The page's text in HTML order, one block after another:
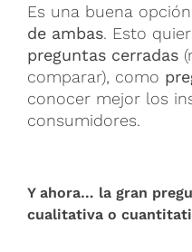
Es una buena
de ambas. Esto
preguntas cerradas
comparar), como
conocer mejor los
consumidores.
Y ahora… la gran
cualitativa o